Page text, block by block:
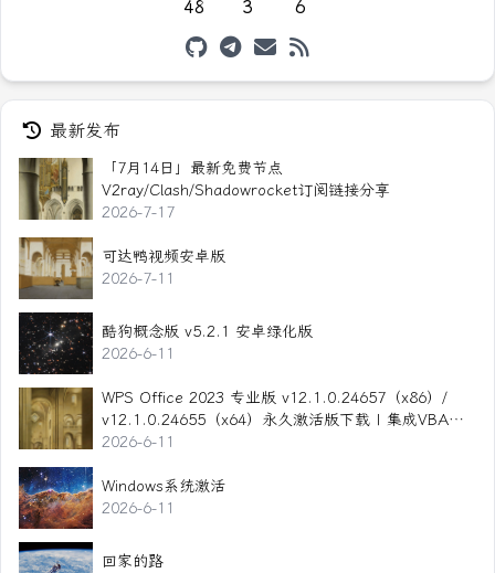
48
3
6
最新发布
「7月14日」最新免费节点
V2ray/Clash/Shadowrocket订阅链接分享
2026-7-17
可达鸭视频安卓版
2026-7-11
酷狗概念版 v5.2.1 安卓绿化版
2026-6-11
WPS Office 2023 专业版 v12.1.0.24657（x86）/
v12.1.0.24655（x64）永久激活版下载 | 集成VBA ·
无云服务 · 全面兼容Office
2026-6-11
Windows系统激活
2026-6-11
回家的路